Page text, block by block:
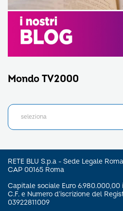
Mondo TV2000
RETE BLU S.p.a - Sede Legale
CAP 00165 Roma
Capitale sociale Euro 6.980.000,00
C.F. e Numero d’iscrizione del
03922811009